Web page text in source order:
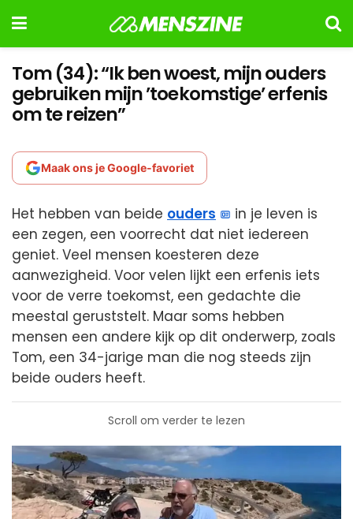
Tom (34): “Ik ben woest, mijn ouders
gebruiken mijn ’toekomstige’ erfenis
om te reizen”
Maak ons je Google-favoriet
Het hebben van beide ouders
in je leven is
een zegen, een voorrecht dat niet iedereen
geniet. Veel mensen koesteren deze
aanwezigheid. Voor velen lijkt een erfenis iets
voor de verre toekomst, een gedachte die
meestal geruststelt. Maar soms hebben
mensen een andere kijk op dit onderwerp, zoals
Tom, een 34-jarige man die nog steeds zijn
beide ouders heeft.
Scroll om verder te lezen